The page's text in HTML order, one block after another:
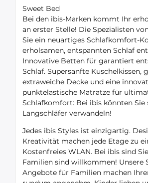
Sweet Bed
Bei den ibis-Marken kommt Ihr
an erster Stelle! Die Spezialisten
Sie ein neuartiges Schlafkomfort-
erholsamen, entspannten Schlaf
Innovative Betten für garantiert
Schlaf. Supersanfte Kuschelkissen,
extraweiche Decke und eine
punktelastische Matratze für
Schlafkomfort: Bei ibis könnten Sie
Langschläfer verwandeln!
Jedes ibis Styles ist einzigartig.
Kreativität machen jede Etage zu
Kostenfreies WLAN. Bei ibis sind
Familien sind willkommen! Unsere
Angebote für Familien machen